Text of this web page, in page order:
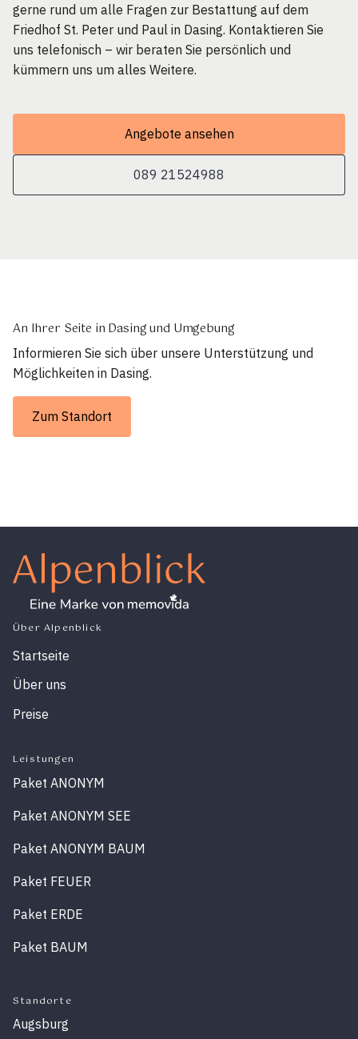
gerne rund um alle Fragen zur Bestattung auf dem
Friedhof St. Peter und Paul in Dasing. Kontaktieren Sie
uns telefonisch – wir beraten Sie persönlich und
kümmern uns um alles Weitere.
Angebote ansehen
089 21524988
An Ihrer Seite in Dasing und Umgebung
Informieren Sie sich über unsere Unterstützung und
Möglichkeiten in Dasing.
Zum Standort
Über Alpenblick
Startseite
Über uns
Preise
Leistungen
Paket ANONYM
Paket ANONYM SEE
Paket ANONYM BAUM
Paket FEUER
Paket ERDE
Paket BAUM
Standorte
Augsburg